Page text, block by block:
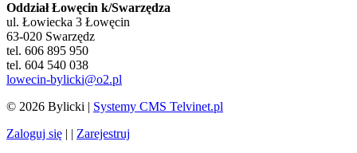
Oddział Łowęcin k/Swarzędza
ul. Łowiecka 3 Łowęcin
63-020 Swarzędz
tel. 606 895 950
tel. 604 540 038
lowecin-bylicki@o2.pl
© 2026 Bylicki | Systemy CMS Telvinet.pl
Zaloguj się | | Zarejestruj